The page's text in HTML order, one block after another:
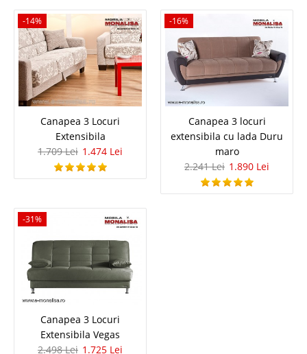
4.982 Lei
Pret Redus 2.890 Lei
In Stoc
Vezi Detalii
-42%
Canapea extensibila violet 3 locuri
Veyron - moderna de lux
Canapele extensibile violet moderne de lux stofa eleganta tip catifea ⭐
Model special – original – Veyron Veyron este o canapea violet moderna
extensibila ce surprinde prin linia nobila de design si asorteaza excelent
intr-o amenajare living de bun gust pe s..
-14%
Canapea 3 Locuri
Extensibila
1.709 Lei 1.474 Lei
-16%
Canapea 3 locuri
extensibila cu lada Duru
maro
2.241 Lei 1.890 Lei
-31%
Canapea 3 Locuri
Extensibila Vegas
2.498 Lei 1.725 Lei